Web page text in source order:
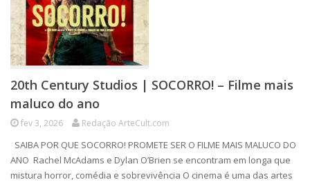
20th Century Studios | SOCORRO! – Filme mais
maluco do ano
fev 3, 2026 Redação ArteCult.com
SAIBA POR QUE SOCORRO! PROMETE SER O FILME MAIS MALUCO DO
ANO Rachel McAdams e Dylan O’Brien se encontram em longa que
mistura horror, comédia e sobrevivência O cinema é uma das artes